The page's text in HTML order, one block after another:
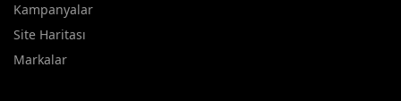
Kampanyalar
Site Haritası
Markalar